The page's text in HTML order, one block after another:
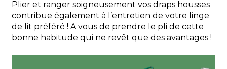
Plier et ranger soigneusement vos draps housses
contribue également à l’entretien de votre linge
de lit préféré ! A vous de prendre le pli de cette
bonne habitude qui ne revêt que des avantages !